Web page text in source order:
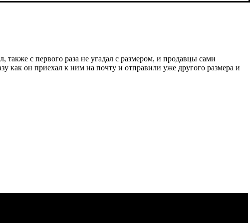
с первого раза не угадал с размером, и продавцы сами
как он приехал к ним на почту и отправили уже другого размера и